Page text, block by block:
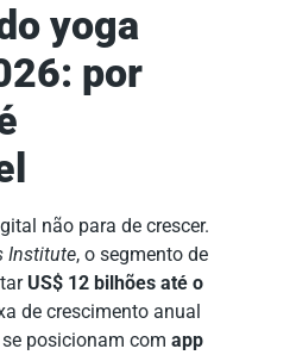
yoga
por
não para de crescer.
Institute, o segmento de
US$ 12 bilhões até o
de crescimento anual
posicionam com app